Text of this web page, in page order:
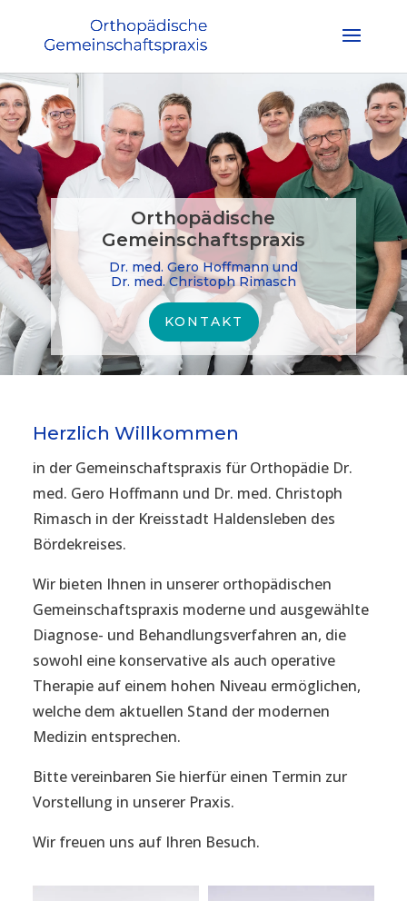
Orthopädische
Gemeinschaftspraxis
Dr. med. Gero Hoffmann und
Dr. med. Christoph Rimasch
KONTAKT
Herzlich Willkommen
in der Gemeinschaftspraxis für Orthopädie Dr.
med. Gero Hoffmann und Dr. med. Christoph
Rimasch in der Kreisstadt Haldensleben des
Bördekreises.
Wir bieten Ihnen in unserer orthopädischen
Gemeinschaftspraxis moderne und ausgewählte
Diagnose- und Behandlungsverfahren an, die
sowohl eine konservative als auch operative
Therapie auf einem hohen Niveau ermöglichen,
welche dem aktuellen Stand der modernen
Medizin entsprechen.
Bitte vereinbaren Sie hierfür einen Termin zur
Vorstellung in unserer Praxis.
Wir freuen uns auf Ihren Besuch.